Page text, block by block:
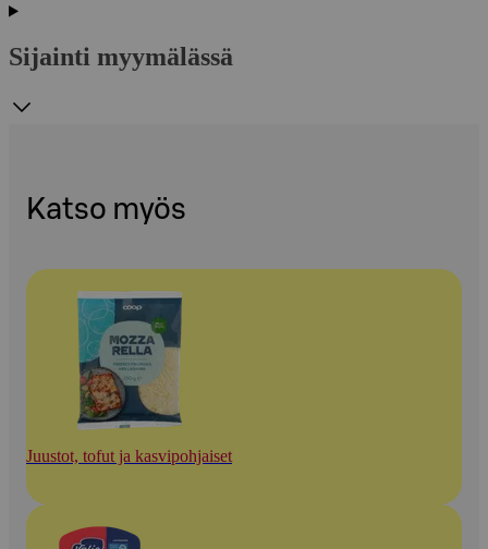
Sijainti myymälässä
Katso myös
Juustot, tofut ja kasvipohjaiset